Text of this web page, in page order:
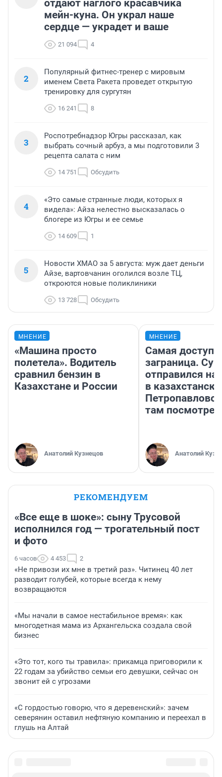
отдают наглого красавчика
мейн-куна. Он украл наше
сердце — украдет и ваше
21 094 4
2
Популярный фитнес-тренер с мировым
именем Света Ракета проведет открытую
тренировку для сургутян
16 241 8
3
Роспотребнадзор Югры рассказал, как
выбрать сочный арбуз, а мы подготовили 3
рецепта салата с ним
14 751 Обсудить
4
«Это самые странные люди, которых я
видела»: Айза нелестно высказалась о
блогере из Югры и ее семье
14 609 1
5
Новости ХМАО за 5 августа: муж дает деньги
Айзе, вартовчанин оголился возле ТЦ,
откроются новые поликлиники
13 728 Обсудить
МНЕНИЕ
«Машина просто
полетела». Водитель
сравнил бензин в
Казахстане и России
Анатолий Кузнецов
МНЕНИЕ
Самая
заграница.
отправился
в
там
Анатолий
РЕКОМЕНДУЕМ
«Все еще в шоке»: сыну Трусовой
исполнился год — трогательный пост
и фото
6 часов 4 453 2
«Не привози их мне в третий раз». Читинец 40 лет
разводит голубей, которые всегда к нему
возвращаются
«Мы начали в самое нестабильное время»: как
многодетная мама из Архангельска создала свой
бизнес
«Это тот, кого ты травила»: прикамца приговорили к
22 годам за убийство семьи его девушки, сейчас он
звонит ей с угрозами
«С гордостью говорю, что я деревенский»: зачем
северянин оставил нефтяную компанию и переехал в
глушь на Алтай